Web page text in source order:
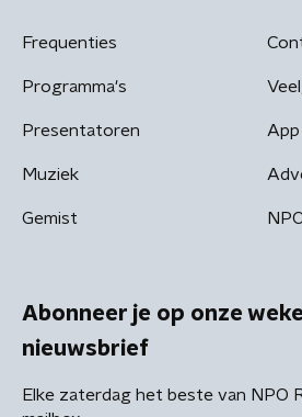
Frequenties
Programma's
Presentatoren
Muziek
Gemist
Abonneer je op onze
nieuwsbrief
Elke zaterdag het beste van NPO